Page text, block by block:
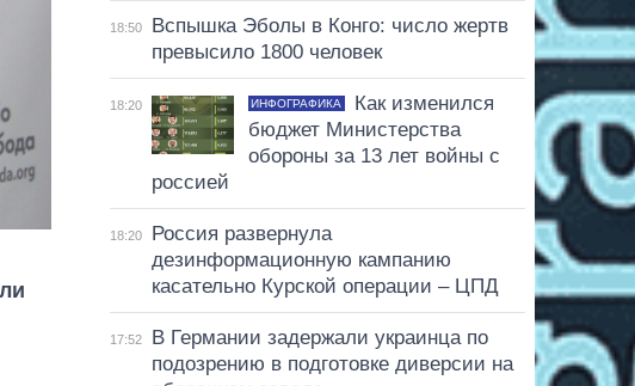
18:50
Вспышка Эболы в Конго: число жертв
превысило 1800 человек
18:20 ИНФОГРАФИКА
Как изменился
бюджет Министерства
обороны за 13 лет войны с
россией
18:20
Россия развернула
дезинформационную кампанию
касательно Курской операции – ЦПД
17:52
В Германии задержали украинца по
подозрению в подготовке диверсии на